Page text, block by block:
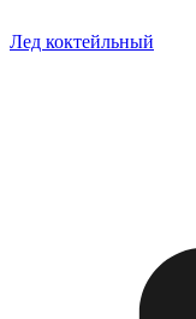
Лед коктейльный